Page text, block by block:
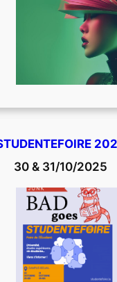
30 & 31/10/2025